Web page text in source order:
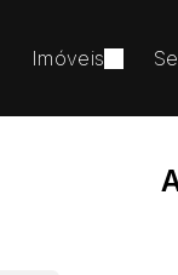
Imóveis